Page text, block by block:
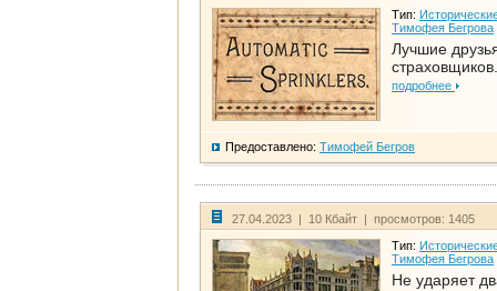
Тип:
Тимофея Бегрова
Лучшие
подробнее
Предоставлено: Тимофей Бегров
27.04.2023 | 10 Кбайт | просмотров: 1405
Тип:
Тимофея Бегрова
Не ударяет